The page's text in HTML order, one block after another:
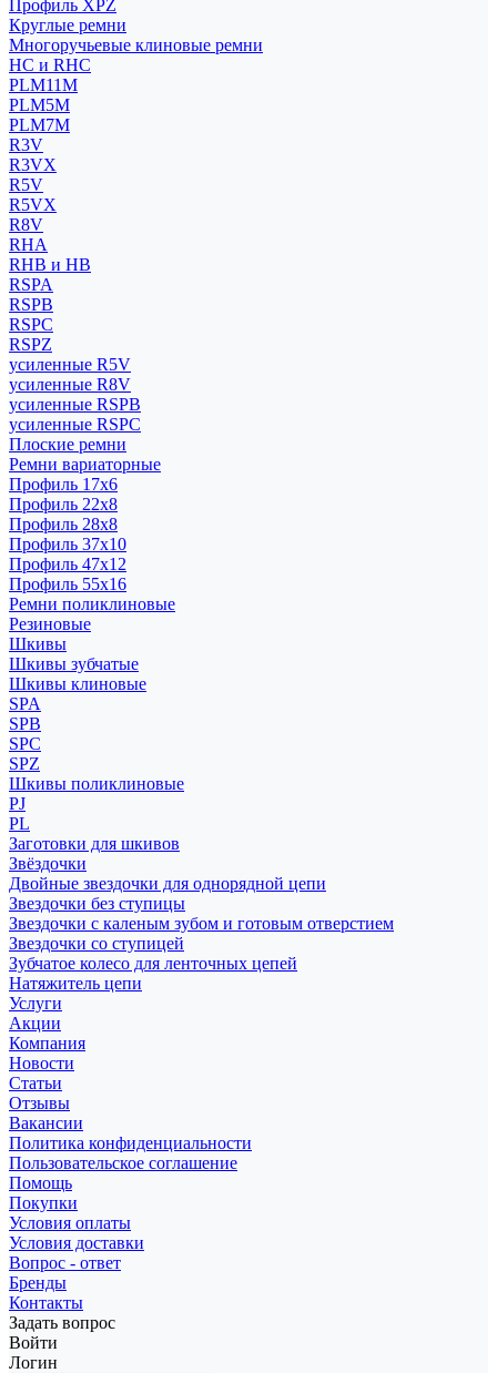
Профиль XPZ
Круглые ремни
Многоручьевые клиновые ремни
HC и RHC
PLM11M
PLM5M
PLM7M
R3V
R3VX
R5V
R5VX
R8V
RHA
RHB и HB
RSPA
RSPB
RSPC
RSPZ
усиленные R5V
усиленные R8V
усиленные RSPB
усиленные RSPC
Плоские ремни
Ремни вариаторные
Профиль 17x6
Профиль 22x8
Профиль 28x8
Профиль 37x10
Профиль 47x12
Профиль 55x16
Ремни поликлиновые
Резиновые
Шкивы
Шкивы зубчатые
Шкивы клиновые
SPA
SPB
SPC
SPZ
Шкивы поликлиновые
PJ
PL
Заготовки для шкивов
Звёздочки
Двойные звездочки для однорядной цепи
Звездочки без ступицы
Звездочки с каленым зубом и готовым отверстием
Звездочки со ступицей
Зубчатое колесо для ленточных цепей
Натяжитель цепи
Услуги
Акции
Компания
Новости
Статьи
Отзывы
Вакансии
Политика конфиденциальности
Пользовательское соглашение
Помощь
Покупки
Условия оплаты
Условия доставки
Вопрос - ответ
Бренды
Контакты
Задать вопрос
Войти
Логин